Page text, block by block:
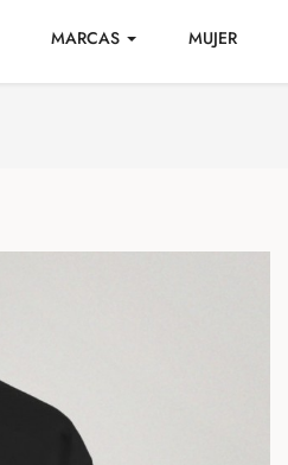
MARCAS MUJER